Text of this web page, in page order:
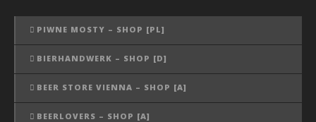
PIWNE MOSTY – SHOP [PL]
BIERHANDWERK – SHOP [D]
BEER STORE VIENNA – SHOP [A]
BEERLOVERS – SHOP [A]